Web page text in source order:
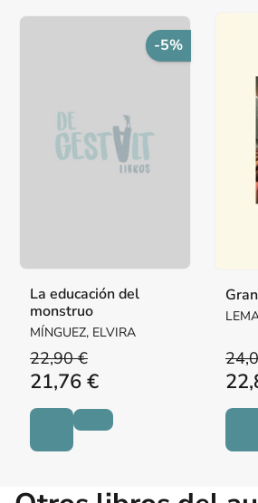
-5%
La educación del
monstruo
MÍNGUEZ, ELVIRA
22,90 €
21,76 €